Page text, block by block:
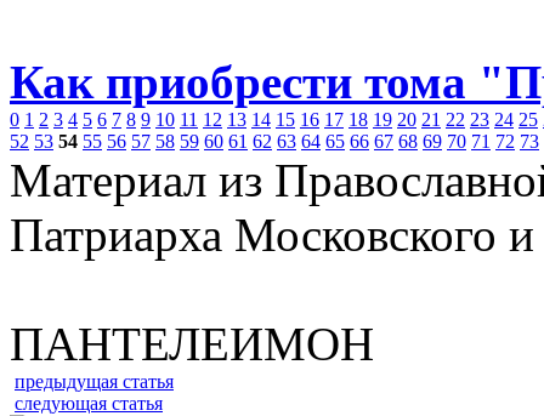
Как приобрести тома
0 1 2 3 4 5 6 7 8 9 10 11 12 13 14 15 16 17 18 19 20 21 22 23 24 25
52 53 54 55 56 57 58 59 60 61 62 63 64 65 66 67 68 69 70 71 72 73
Материал из
Патриарха Московского
ПАНТЕЛЕИМОН
предыдущая статья
следующая статья